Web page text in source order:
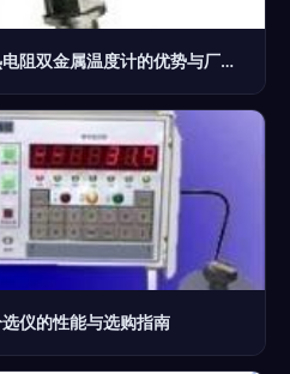
工业仪器仪表选购指南 带热电阻双金属温度计的优势与厂家解析
仪的性能与选购指南